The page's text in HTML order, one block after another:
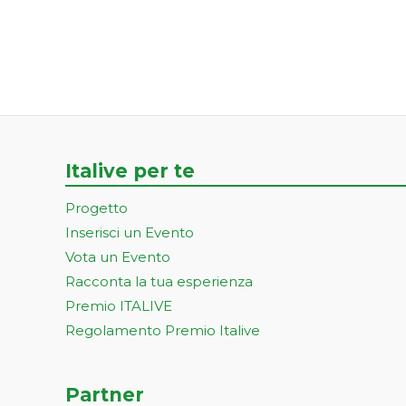
Italive per te
Progetto
Inserisci un Evento
Vota un Evento
Racconta la tua esperienza
Premio ITALIVE
Regolamento Premio Italive
Partner